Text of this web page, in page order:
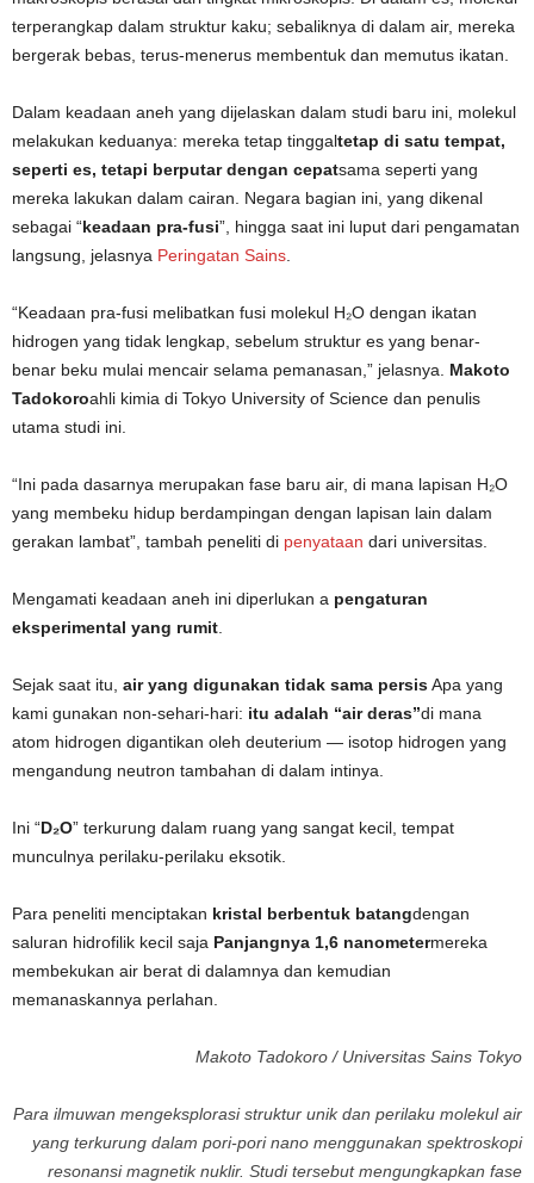
terperangkap dalam struktur kaku; sebaliknya di dalam air, mereka
bergerak bebas, terus-menerus membentuk dan memutus ikatan.
Dalam keadaan aneh yang dijelaskan dalam studi baru ini, molekul
melakukan keduanya: mereka tetap tinggaltetap di satu tempat,
seperti es, tetapi berputar dengan cepatsama seperti yang
mereka lakukan dalam cairan. Negara bagian ini, yang dikenal
sebagai “keadaan pra-fusi”, hingga saat ini luput dari pengamatan
langsung, jelasnya Peringatan Sains
“Keadaan pra-fusi melibatkan fusi molekul H₂O dengan ikatan
hidrogen yang tidak lengkap, sebelum struktur es yang benar-
benar beku mulai mencair selama pemanasan,” jelasnya. Makoto
Tadokoroahli kimia di Tokyo University of Science dan penulis
utama studi ini.
“Ini pada dasarnya merupakan fase baru air, di mana lapisan H₂O
yang membeku hidup berdampingan dengan lapisan lain dalam
gerakan lambat”, tambah peneliti di penyataan dari universitas.
Mengamati keadaan aneh ini diperlukan a pengaturan
eksperimental yang rumit
Sejak saat itu, air yang digunakan tidak sama persisApa yang
kami gunakan non-sehari-hari: itu adalah “air deras”di mana
atom hidrogen digantikan oleh deuterium — isotop hidrogen yang
mengandung neutron tambahan di dalam intinya.
Ini “D₂O” terkurung dalam ruang yang sangat kecil, tempat
munculnya perilaku-perilaku eksotik.
Para peneliti menciptakan kristal berbentuk batangdengan
saluran hidrofilik kecil saja Panjangnya 1,6 nanometermereka
membekukan air berat di dalamnya dan kemudian
memanaskannya perlahan.
Makoto Tadokoro / Universitas Sains Tokyo
Para ilmuwan mengeksplorasi struktur unik dan perilaku molekul air
yang terkurung dalam pori-pori nano menggunakan spektroskopi
resonansi magnetik nuklir. Studi tersebut mengungkapkan fase